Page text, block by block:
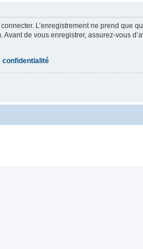
L’enregistrement ne prend que
de vous enregistrer, assurez-vous
confidentialité